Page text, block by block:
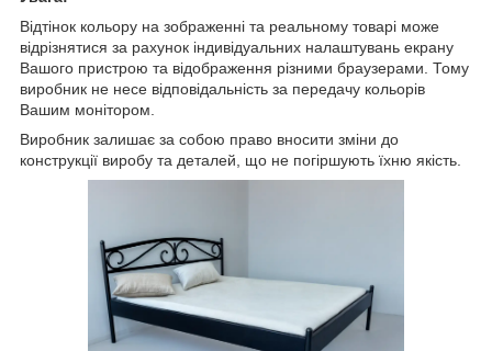
Відтінок кольору на зображенні та реальному товарі може
відрізнятися за рахунок індивідуальних налаштувань екрану
Вашого пристрою та відображення різними браузерами. Тому
виробник не несе відповідальність за передачу кольорів
Вашим монітором.
Виробник залишає за собою право вносити зміни до
конструкції виробу та деталей, що не погіршують їхню якість.